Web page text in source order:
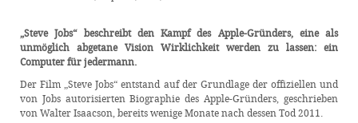
„Steve Jobs“ beschreibt den Kampf des Apple-Gründers, eine als
unmöglich abgetane Vision Wirklichkeit werden zu lassen: ein
Computer für jedermann.
Der Film „Steve Jobs“ entstand auf der Grundlage der offiziellen und
von Jobs autorisierten Biographie des Apple-Gründers, geschrieben
von Walter Isaacson, bereits wenige Monate nach dessen Tod 2011.